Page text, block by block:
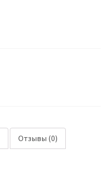
Отзывы (0)